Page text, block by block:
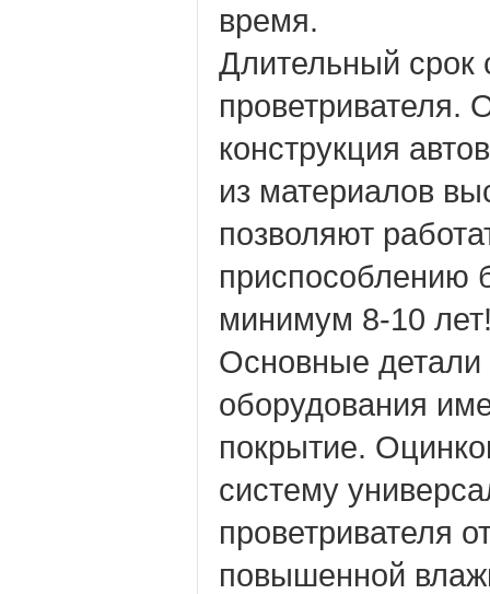
время.
Длительный срок
проветривателя.
конструкция
из материалов
позволяют
приспособлению
минимум 8-10
Основные детали
оборудования
покрытие.
систему
проветривателя
повышенной